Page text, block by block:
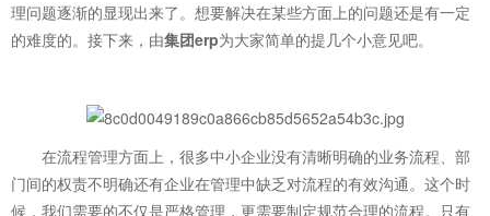
理问题逐渐的显现出来了。想要解决在某些方面上的问题还是有一定
的难度的。接下来，由集团erp为大家简单的提几个小意见吧。
在流程管理方面上，很多中小企业没有清晰明确的业务流程、部
门间的权责不明确还有企业在管理中缺乏对流程的有效沟通。这个时
候，我们需要的不仅是严格管理，更需要制定规范合理的流程。只有